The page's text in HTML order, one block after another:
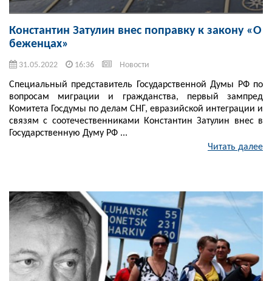
Константин Затулин внес поправку к закону «О
беженцах»
31.05.2022 16:36 Новости
Специальный представитель Государственной Думы РФ по
вопросам миграции и гражданства, первый зампред
Комитета Госдумы по делам СНГ, евразийской интеграции и
связям с соотечественниками Константин Затулин внес в
Государственную Думу РФ ...
Читать далее